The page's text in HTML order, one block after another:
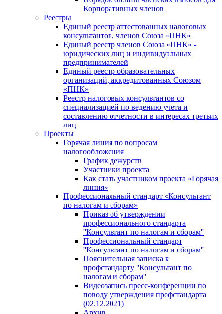
Корпоративных членов
Реестры
Единый реестр аттестованных налоговых
консультантов, членов Союза «ПНК»
Единый реестр членов Союза «ПНК» -
юридических лиц и индивидуальных
предпринимателей
Единый реестр образовательных
организаций, аккредитованных Союзом
«ПНК»
Реестр налоговых консультантов со
специализацией по ведению учета и
составлению отчетности в интересах третьих
лиц
Проекты
Горячая линия по вопросам
налогообложения
График дежурств
Участники проекта
Как стать участником проекта «Горячая
линия»
Профессиональный стандарт «Консультант
по налогам и сборам»
Приказ об утверждении
профессионального стандарта
''Консультант по налогам и сборам''
Профессиональный стандарт
''Консультант по налогам и сборам''
Пояснительная записка к
профстандарту ''Консультант по
налогам и сборам''
Видеозапись пресс-конференции по
поводу утверждения профстандарта
(02.12.2021)
Архив